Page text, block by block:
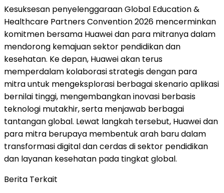
Kesuksesan penyelenggaraan Global Education &
Healthcare Partners Convention 2026 mencerminkan
komitmen bersama Huawei dan para mitranya dalam
mendorong kemajuan sektor pendidikan dan
kesehatan. Ke depan, Huawei akan terus
memperdalam kolaborasi strategis dengan para
mitra untuk mengeksplorasi berbagai skenario aplikasi
bernilai tinggi, mengembangkan inovasi berbasis
teknologi mutakhir, serta menjawab berbagai
tantangan global. Lewat langkah tersebut, Huawei dan
para mitra berupaya membentuk arah baru dalam
transformasi digital dan cerdas di sektor pendidikan
dan layanan kesehatan pada tingkat global.
Berita Terkait